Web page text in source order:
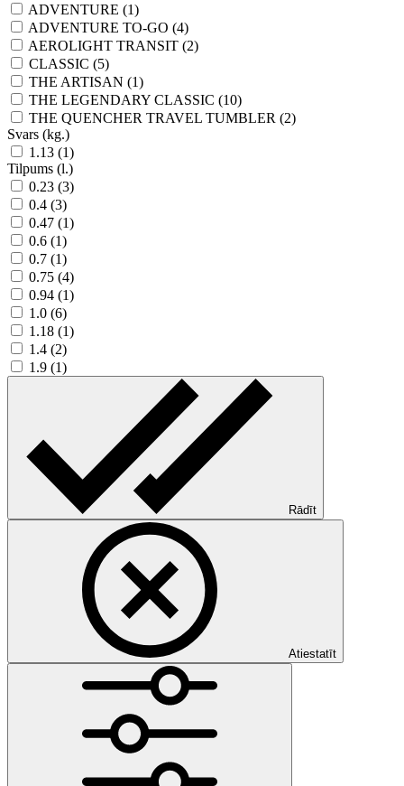
ADVENTURE (1)
ADVENTURE TO-GO (4)
AEROLIGHT TRANSIT (2)
CLASSIC (5)
THE ARTISAN (1)
THE LEGENDARY CLASSIC (10)
THE QUENCHER TRAVEL TUMBLER (2)
Svars (kg.)
1.13 (1)
Tilpums (l.)
0.23 (3)
0.4 (3)
0.47 (1)
0.6 (1)
0.7 (1)
0.75 (4)
0.94 (1)
1.0 (6)
1.18 (1)
1.4 (2)
1.9 (1)
Rādīt
Atiestatīt